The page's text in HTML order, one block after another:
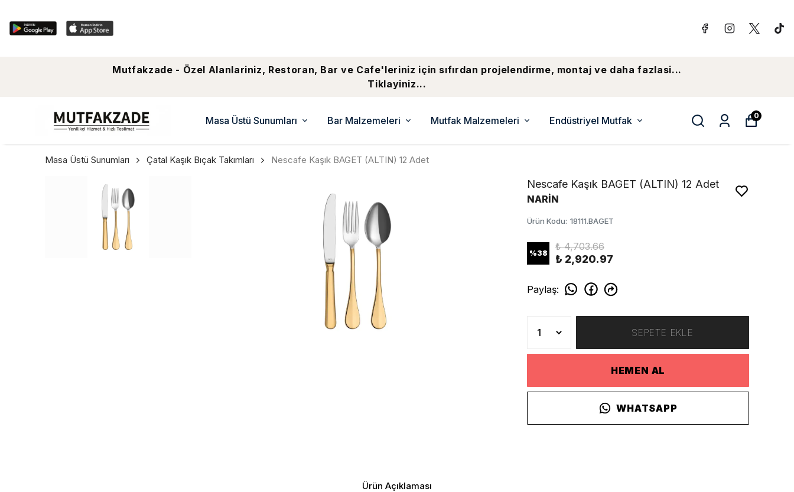
Mutfakzade - Özel Alanlariniz, Restoran, Bar ve Cafe'leriniz için sıfırdan projelendirme, montaj ve daha fazlasi...
Tiklayiniz...
Masa Üstü Sunumları Bar Malzemeleri Mutfak Malzemeleri Endüstriyel Mutfak 0
Masa Üstü Sunumları Çatal Kaşık Bıçak Takımları Nescafe Kaşık BAGET (ALTIN) 12 Adet
Nescafe Kaşık BAGET (ALTIN) 12 Adet
NARİN
Ürün Kodu: 18111.BAGET
%38
₺ 4,703.66
₺ 2,920.97
Paylaş:
SEPETE EKLE
HEMEN AL
WHATSAPP
Ürün Açıklaması